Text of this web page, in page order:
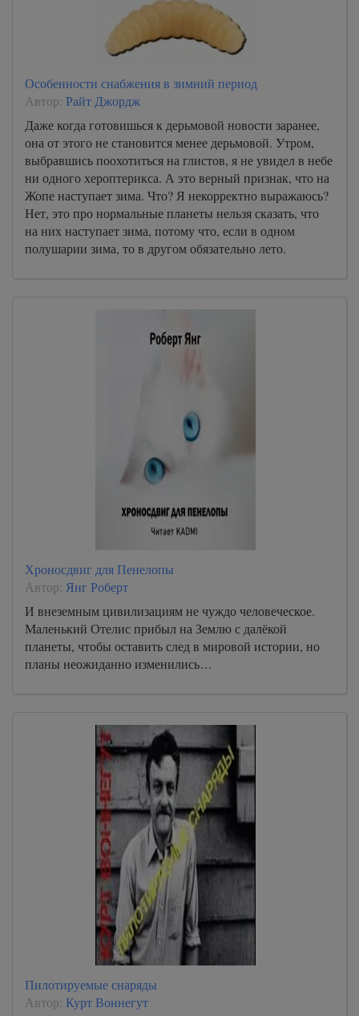
Особенности снабжения в зимний период
Автор: Райт Джордж
Даже когда готовишься к дерьмовой новости заранее,
она от этого не становится менее дерьмовой. Утром,
выбравшись поохотиться на глистов, я не увидел в небе
ни одного хероптерикса. А это верный признак, что на
Жопе наступает зима. Что? Я некорректно выражаюсь?
Нет, это про нормальные планеты нельзя сказать, что
на них наступает зима, потому что, если в одном
полушарии зима, то в другом обязательно лето.
Хроносдвиг для Пенелопы
Автор: Янг Роберт
И внеземным цивилизациям не чуждо человеческое.
Маленький Отелис прибыл на Землю с далёкой
планеты, чтобы оставить след в мировой истории, но
планы неожиданно изменились…
Пилотируемые снаряды
Автор: Курт Воннегут